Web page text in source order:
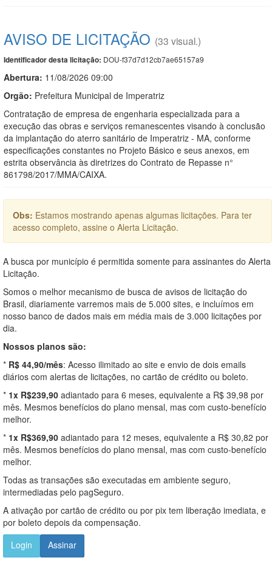
AVISO DE LICITAÇÃO (33 visual.)
Identificador desta licitação: DOU-f37d7d12cb7ae65157a9
Abertura: 11/08/2026 09:00
Orgão: Prefeitura Municipal de Imperatriz
Contratação de empresa de engenharia especializada para a
execução das obras e serviços remanescentes visando à conclusão
da implantação do aterro sanitário de Imperatriz - MA, conforme
especificações constantes no Projeto Básico e seus anexos, em
estrita observância às diretrizes do Contrato de Repasse n°
861798/2017/MMA/CAIXA.
Obs: Estamos mostrando apenas algumas licitações. Para ter
acesso completo, assine o Alerta Licitação.
A busca por município é permitida somente para assinantes do Alerta
Licitação.
Somos o melhor mecanismo de busca de avisos de licitação do
Brasil, diariamente varremos mais de 5.000 sites, e incluímos em
nosso banco de dados mais em média mais de 3.000 licitações por
dia.
Nossos planos são:
* R$ 44,90/mês: Acesso ilimitado ao site e envio de dois emails
diários com alertas de licitações, no cartão de crédito ou boleto.
* 1x R$239,90 adiantado para 6 meses, equivalente a R$ 39,98 por
mês. Mesmos benefícios do plano mensal, mas com custo-benefício
melhor.
* 1x R$369,90 adiantado para 12 meses, equivalente a R$ 30,82 por
mês. Mesmos benefícios do plano mensal, mas com custo-benefício
melhor.
Todas as transações são executadas em ambiente seguro,
intermediadas pelo pagSeguro.
A ativação por cartão de crédito ou por pix tem liberação imediata, e
por boleto depois da compensação.
Login
Assinar